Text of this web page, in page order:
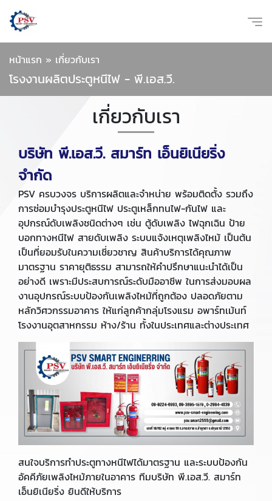
หน้าแรก » เกี่ยวกับเรา
โรงงานผลิตประตูหนีไฟ - พี.เอส.วี.
เกี่ยวกับเรา
บริษัท พี.เอส.วี. สมาร์ท เอ็นยิเนียริ่ง
จำกัด
PSV ครบวงจร บริการผลิตและจำหน่าย พร้อมติดตั้ง รวมถึง
การซ่อมบำรุงประตูหนีไฟ ประตูเหล็กทนไฟ-กันไฟ และ
อุปกรณ์ดับเพลิงชนิดต่างๆ เช่น ตู้ดับเพลิง ไฟฉุกเฉิน ป้าย
บอกทางหนีไฟ สายดับเพลิง ระบบแจ้งเหตุเพลิงไหม้ เป็นต้น
เป็นที่ยอมรับในความเชี่ยวชาญ สินค้าบริการได้คุณภาพ
มาตรฐาน ราคายุติธรรม สามารถให้คำปรึกษาแนะนำได้เป็น
อย่างดี เพราะมีประสบการณ์ระดับมืออาชีพ ในการส่งมอบผล
งานอุปกรณ์ระบบป้องกันเพลิงไหม้ที่ถูกต้อง ปลอดภัยตาม
หลักวิศวกรรมอาคาร ให้แก่ลูกค้ากลุ่มโรงแรม อพาร์ทเม้นท์
โรงงานอุตสาหกรรม ห้าง/ร้าน ทั้งในประเทศและต่างประเทศ
สนใจบริการทำประตูทางหนีไฟได้มาตรฐาน และระบบป้องกัน
อัคคีภัยเพลิงไหม้ภายในอาคาร ทีมบริษัท พี.เอส.วี. สมาร์ท
เอ็นยิเนียริ่ง ยินดีให้บริการ